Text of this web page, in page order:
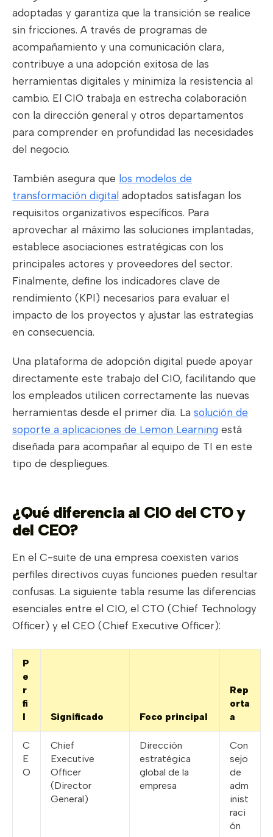
adoptadas y garantiza que la transición se realice
sin fricciones. A través de programas de
acompañamiento y una comunicación clara,
contribuye a una adopción exitosa de las
herramientas digitales y minimiza la resistencia al
cambio. El CIO trabaja en estrecha colaboración
con la dirección general y otros departamentos
para comprender en profundidad las necesidades
del negocio.
También asegura que los modelos de
transformación digital adoptados satisfagan los
requisitos organizativos específicos. Para
aprovechar al máximo las soluciones implantadas,
establece asociaciones estratégicas con los
principales actores y proveedores del sector.
Finalmente, define los indicadores clave de
rendimiento (KPI) necesarios para evaluar el
impacto de los proyectos y ajustar las estrategias
en consecuencia.
Una plataforma de adopción digital puede apoyar
directamente este trabajo del CIO, facilitando que
los empleados utilicen correctamente las nuevas
herramientas desde el primer día. La solución de
soporte a aplicaciones de Lemon Learning está
diseñada para acompañar al equipo de TI en este
tipo de despliegues.
¿Qué diferencia al CIO del CTO y
del CEO?
En el C-suite de una empresa coexisten varios
perfiles directivos cuyas funciones pueden resultar
confusas. La siguiente tabla resume las diferencias
esenciales entre el CIO, el CTO (Chief Technology
Officer) y el CEO (Chief Executive Officer):
P
e
r
fi
l
Significado Foco principal
Rep
orta
a
C
E
O
Chief
Executive
Officer
(Director
General)
Dirección
estratégica
global de la
empresa
Con
sejo
de
adm
inist
raci
ón